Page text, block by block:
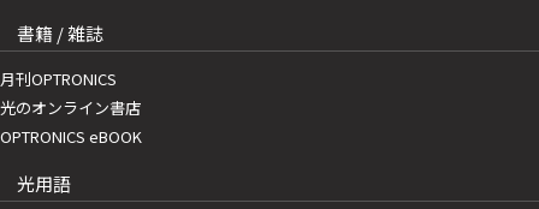
書籍 / 雑誌
月刊OPTRONICS
光のオンライン書店
OPTRONICS eBOOK
光用語